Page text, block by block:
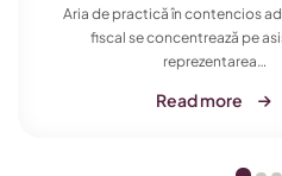
esențială a
relațiile dintre
Aria de practică în contencios
fiscal se concentrează pe
reprezentarea…
Read more